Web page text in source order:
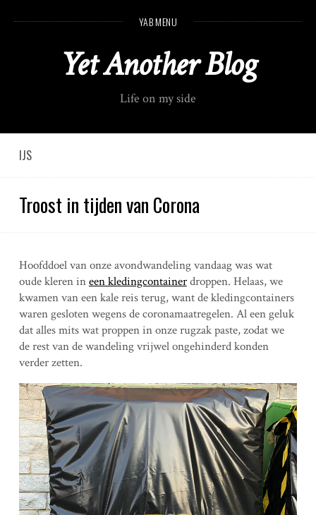
n
YAB MENU
Yet Another Blog
Life on my side
IJS
Troost in tijden van Corona
Hoofddoel van onze avondwandeling vandaag was wat
oude kleren ineen kledingcontainerdroppen. Helaas, we
kwamen van een kale reis terug, want de kledingcontainers
waren gesloten wegens de coronamaatregelen. Al een geluk
dat alles mits wat proppen in onze rugzak paste, zodat we
de rest van de wandeling vrijwel ongehinderd konden
verder zetten.